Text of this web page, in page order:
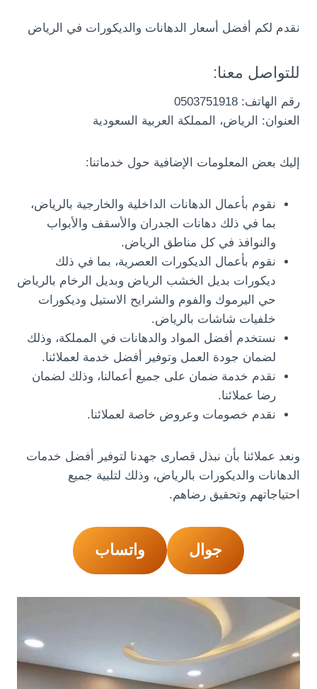
نقدم لكم أفضل أسعار الدهانات والديكورات في الرياض
للتواصل معنا:
رقم الهاتف: 0503751918
العنوان: الرياض، المملكة العربية السعودية
إليك بعض المعلومات الإضافية حول خدماتنا:
نقوم بأعمال الدهانات الداخلية والخارجية بالرياض،
بما في ذلك دهانات الجدران والأسقف والأبواب
والنوافذ في كل مناطق الرياض.
نقوم بأعمال الديكورات العصرية، بما في ذلك
ديكورات بديل الخشب الرياض وبديل الرخام بالرياض
حي اليرموك والفوم والشرايح الاستيل وديكورات
خلفيات شاشات بالرياض.
نستخدم أفضل المواد والدهانات في المملكة، وذلك
لضمان جودة العمل وتوفير أفضل خدمة لعملائنا.
نقدم خدمة ضمان على جميع أعمالنا، وذلك لضمان
رضا عملائنا.
نقدم خصومات وعروض خاصة لعملائنا.
ونعد عملائنا بأن نبذل قصارى جهدنا لتوفير أفضل خدمات
الدهانات والديكورات بالرياض، وذلك لتلبية جميع
احتياجاتهم وتحقيق رضاهم.
جوال واتساب